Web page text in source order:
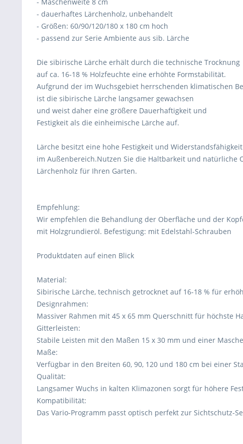
- Maschenweite 8 cm
- dauerhaftes Lärchenholz, unbehandelt
- Größen: 60/90/120/180 x 180 cm hoch
- passend zur Serie Ambiente aus sib. Lärche
Die sibirische Lärche erhält durch die technische Trocknung
auf ca. 16-18 % Holzfeuchte eine erhöhte Formstabilität.
Aufgrund der im Wuchsgebiet herrschenden klimatischen
ist die sibirische Lärche langsamer gewachsen
und weist daher eine größere Dauerhaftigkeit und
Festigkeit als die einheimische Lärche auf.
Lärche besitzt eine hohe Festigkeit und
im Außenbereich.Nutzen Sie die Haltbarkeit und natürliche
Lärchenholz für Ihren Garten.
Empfehlung:
Wir empfehlen die Behandlung der Oberfläche und der
mit Holzgrundieröl. Befestigung: mit Edelstahl-Schrauben
Produktdaten auf einen Blick
Material:
Sibirische Lärche, technisch getrocknet auf 16-18 % für
Designrahmen:
Massiver Rahmen mit 45 x 65 mm Querschnitt für höchste
Gitterleisten:
Stabile Leisten mit den Maßen 15 x 30 mm und einer
Maße:
Verfügbar in den Breiten 60, 90, 120 und 180 cm bei einer
Qualität:
Langsamer Wuchs in kalten Klimazonen sorgt für höhere
Kompatibilität:
Das Vario-Programm passt optisch perfekt zur Sichtschutz-